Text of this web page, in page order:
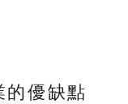
優缺點